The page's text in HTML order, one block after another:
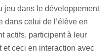
jeu dans le développement
dans celui de l’élève en
actifs, participent à leur
et ceci en interaction avec